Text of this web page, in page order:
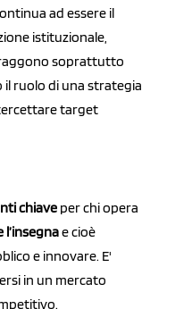
ad essere il
istituzionale,
soprattutto
il ruolo di una strategia
target
chiave per chi opera
e cioè
e innovare. E'
in un mercato